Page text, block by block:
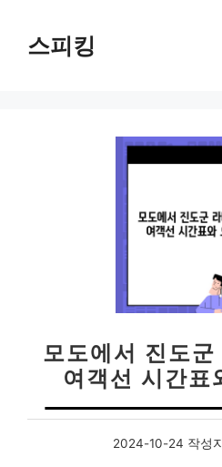
스피킹
모도에서 진도군
여객선 시간표
2024-10-24 작성